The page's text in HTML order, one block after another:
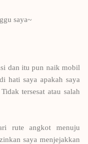
saya~
dan itu pun naik mobil
hati saya apakah saya
tersesat atau salah
rute angkot menuju
saya menjejakkan